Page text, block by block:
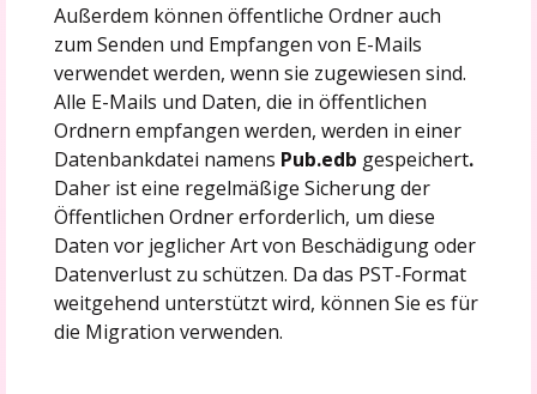
Außerdem können öffentliche Ordner auch
zum Senden und Empfangen von E-Mails
verwendet werden, wenn sie zugewiesen sind.
Alle E-Mails und Daten, die in öffentlichen
Ordnern empfangen werden, werden in einer
Datenbankdatei namens Pub.edb gespeichert.
Daher ist eine regelmäßige Sicherung der
Öffentlichen Ordner erforderlich, um diese
Daten vor jeglicher Art von Beschädigung oder
Datenverlust zu schützen. Da das PST-Format
weitgehend unterstützt wird, können Sie es für
die Migration verwenden.